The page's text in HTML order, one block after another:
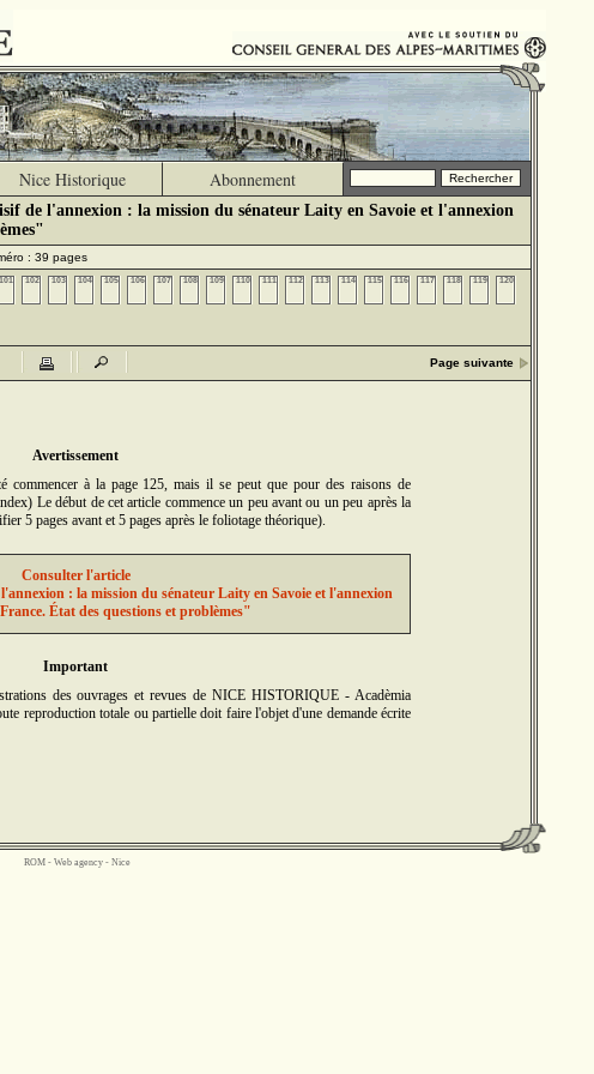
Nice Historique Abonnement
de l'annexion : la mission du sénateur Laity en Savoie et l'annexion
: 39 pages
101 102 103 104 105 106 107 108 109 110 111 112 113 114 115 116 117 118 119 120
Page suivante
Avertissement
commencer à la page 125, mais il se peut que pour des raisons de
Le début de cet article commence un peu avant ou un peu après la
5 pages avant et 5 pages après le foliotage théorique).
Consulter l'article
: la mission du sénateur Laity en Savoie et l'annexion
État des questions et problèmes"
Important
des ouvrages et revues de NICE HISTORIQUE - Acadèmia
reproduction totale ou partielle doit faire l'objet d'une demande écrite
ROM - Web agency - Nice